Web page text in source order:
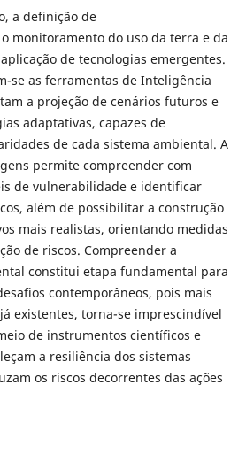
a definição de
monitoramento do uso da terra e da
de tecnologias emergentes.
se as ferramentas de Inteligência
a projeção de cenários futuros e
adaptativas, capazes de
de cada sistema ambiental. A
permite compreender com
de vulnerabilidade e identificar
além de possibilitar a construção
mais realistas, orientando medidas
de riscos. Compreender a
constitui etapa fundamental para
contemporâneos, pois mais
existentes, torna-se imprescindível
de instrumentos científicos e
a resiliência dos sistemas
os riscos decorrentes das ações